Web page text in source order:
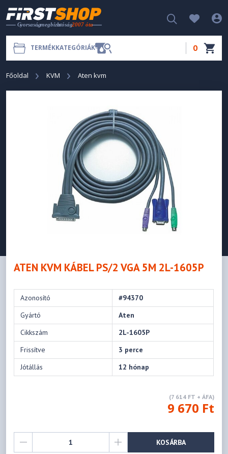
TERMÉKKATEGÓRIÁK 0
Főoldal KVM Aten kvm
ATEN KVM KÁBEL PS/2 VGA 5M 2L-1605P
Azonosító
#94370
Gyártó
Aten
Cikkszám
2L-1605P
Frissítve
3 perce
Jótállás
12 hónap
(7 614 FT + ÁFA)
9 670 Ft
KOSÁRBA